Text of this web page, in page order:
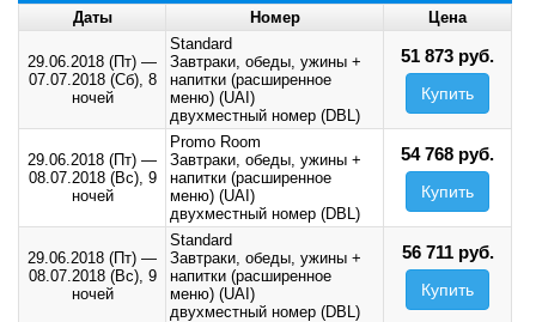
Даты Номер Цена
29.06.2018 (Пт) —
07.07.2018 (Сб), 8
ночей
Standard
Завтраки, обеды, ужины +
напитки (расширенное
меню) (UAI)
двухместный номер (DBL)
51 873 руб.
Купить
29.06.2018 (Пт) —
08.07.2018 (Вс), 9
ночей
Promo Room
Завтраки, обеды, ужины +
напитки (расширенное
меню) (UAI)
двухместный номер (DBL)
54 768 руб.
Купить
29.06.2018 (Пт) —
08.07.2018 (Вс), 9
ночей
Standard
Завтраки, обеды, ужины +
напитки (расширенное
меню) (UAI)
двухместный номер (DBL)
56 711 руб.
Купить